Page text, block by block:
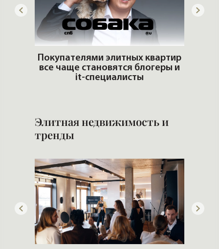
Покупателями элитных квартир
все чаще становятся блогеры и
it-специалисты
Элитная недвижимость и
тренды